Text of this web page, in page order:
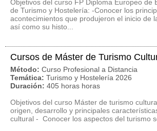
Objetivos del curso FP Diploma Europeo de
de Turismo y Hostelería: -Conocer los
acontecimientos que produjeron el inicio de
así como su histo...
Cursos de Máster de Turismo
Método: Curso Profesional a Distancia
Temática: Turismo y Hostelería 2026
Duración: 405 horas horas
Objetivos del curso Máster de turismo
origen, desarrollo y principales
cultural - Conocer los aspectos del turismo